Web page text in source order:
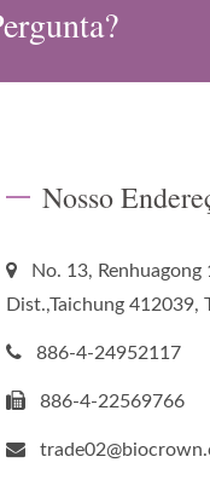
Nosso
No. 13, Renhuagong
Dist.,Taichung 412039,
886-4-24952117
886-4-22569766